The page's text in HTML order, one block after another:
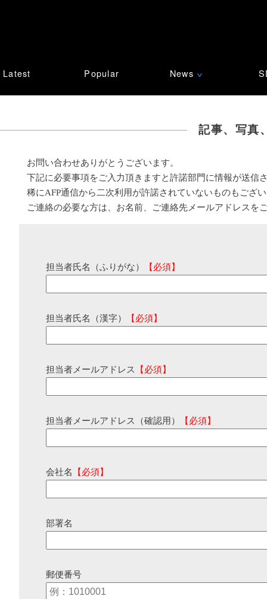
Latest Popular News ∨
記事、写真
お問い合わせありがとうございます。
下記に必要事項をご入力頂きますと許諾部門に情報が送信
稀にAFP通信から二次利用が許諾されていないものもござ
ご連絡の必要な方は、お名前、ご連絡先メールアドレスを
担当者氏名（ふりがな） 【必須】
担当者氏名（漢字） 【必須】
担当者メールアドレス 【必須】
担当者メールアドレス（確認用） 【必須】
会社名 【必須】
部署名
郵便番号